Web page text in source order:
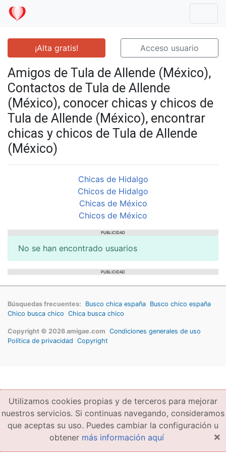
¡Alta gratis! Acceso usuario
Amigos de Tula de Allende (México),
Contactos de Tula de Allende
(México), conocer chicas y chicos de
Tula de Allende (México), encontrar
chicas y chicos de Tula de Allende
(México)
Chicas de Hidalgo
Chicos de Hidalgo
Chicas de México
Chicos de México
PUBLICIDAD
No se han encontrado usuarios
PUBLICIDAD
Búsquedas frecuentes: Busco chica españa Busco chico españa
Chico busca chico Chica busca chico
Copyright © 2026 amigae.com Condiciones generales de uso
Política de privacidad Copyright
Utilizamos cookies propias y de terceros para mejorar
nuestros servicios. Si continuas navegando, consideramos
que aceptas su uso. Puedes cambiar la configuración u
obtener más información aquí ×